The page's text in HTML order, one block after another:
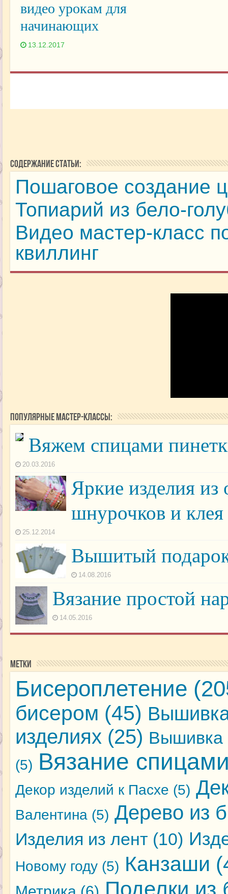
видео урокам для
начинающих
13.12.2017
Содержание статьи:
Пошаговое создание
Топиарий из бело-
Видео мастер-класс
квиллинг
Популярные мастер-классы:
Вяжем спицами
20.03.2016
Яркие изделия из
шнурочков и клея
25.12.2014
Вышитый
14.08.2016
Вязание простой
14.05.2016
Метки
Бисероплетение
бисером (45)
изделиях (25) Вышивка
(5) Вязание
Декор изделий к Пасхе (5)
Валентина(5) Дерево из
Изделия из лент (10)
Новому году(5) Канзаши